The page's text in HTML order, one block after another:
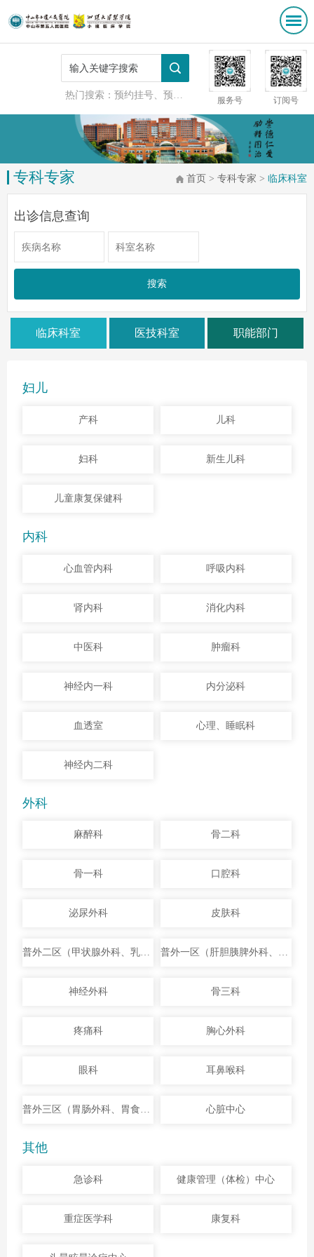
热门搜索：预约挂号、预防接种 服务号 订阅号
首页 > 专科专家 > 临床科室
专科专家
出诊信息查询
临床科室 医技科室 职能部门
妇儿
产科 儿科
妇科 新生儿科
儿童康复保健科
内科
心血管内科 呼吸内科
肾内科 消化内科
中医科 肿瘤科
神经内一科 内分泌科
血透室 心理、睡眠科
神经内二科
外科
麻醉科 骨二科
骨一科 口腔科
泌尿外科 皮肤科
普外二区（甲状腺外科、乳腺科、小儿普外科、疼痛科） 普外一区（肝胆胰脾外科、肛肠外科、介入与血管外科）
神经外科 骨三科
疼痛科 胸心外科
眼科 耳鼻喉科
普外三区（胃肠外科、胃食管返流外科、疝外科、减重代谢外科） 心脏中心
其他
急诊科 健康管理（体检）中心
重症医学科 康复科